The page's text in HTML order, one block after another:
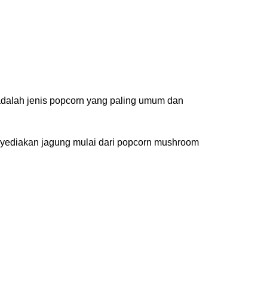
jenis popcorn yang paling umum dan
jagung mulai dari popcorn mushroom